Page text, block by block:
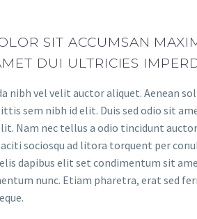
SIT ACCUMSAN
DUI ULTRICIES
nibh vel velit auctor aliquet. Aenean
sem nibh id elit. Duis sed odio sit
Nam nec tellus a odio tincidunt
sociosqu ad litora torquent per
dapibus elit set condimentum sit
nunc. Etiam pharetra, erat sed